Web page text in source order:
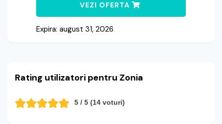
VEZI OFERTA
Expira: august 31, 2026
Rating utilizatori pentru Zonia
5 / 5 (14 voturi)